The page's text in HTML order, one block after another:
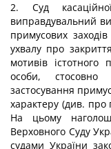
2. Суд
виправдувальний
примусових
ухвалу про
мотивів
особи, стосовно
застосування
характеру (див. про
На цьому
Верховного Суду
судами України